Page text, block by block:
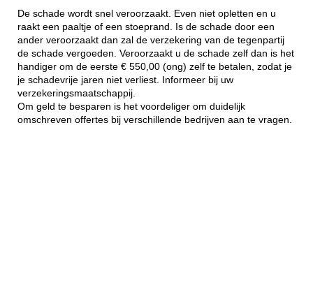
De schade wordt snel veroorzaakt. Even niet opletten en u
raakt een paaltje of een stoeprand. Is de schade door een
ander veroorzaakt dan zal de verzekering van de tegenpartij
de schade vergoeden. Veroorzaakt u de schade zelf dan is het
handiger om de eerste € 550,00 (ong) zelf te betalen, zodat je
je schadevrije jaren niet verliest. Informeer bij uw
verzekeringsmaatschappij.
Om geld te besparen is het voordeliger om duidelijk
omschreven offertes bij verschillende bedrijven aan te vragen.